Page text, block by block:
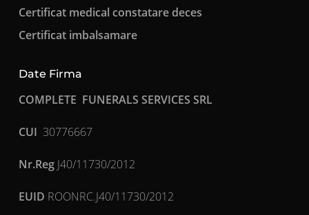
Certificat medical constatare deces
Certificat imbalsamare
Date Firma
COMPLETE FUNERALS SERVICES SRL
CUI 30776667
Nr.RegJ40/11730/2012
EUID ROONRC.J40/11730/2012